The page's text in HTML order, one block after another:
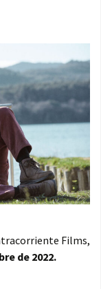
Films,
de 2022.